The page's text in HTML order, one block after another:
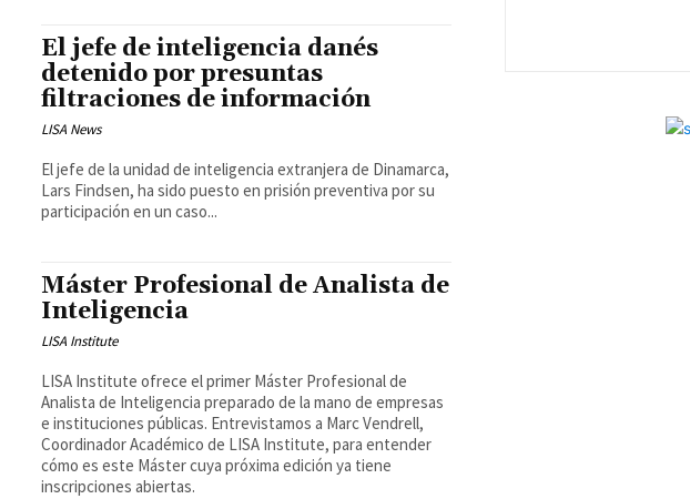
El jefe de inteligencia danés
detenido por presuntas
filtraciones de información
LISA News
El jefe de la unidad de inteligencia extranjera de Dinamarca,
Lars Findsen, ha sido puesto en prisión preventiva por su
participación en un caso...
Máster Profesional de Analista de
Inteligencia
LISA Institute
LISA Institute ofrece el primer Máster Profesional de
Analista de Inteligencia preparado de la mano de empresas
e instituciones públicas. Entrevistamos a Marc Vendrell,
Coordinador Académico de LISA Institute, para entender
cómo es este Máster cuya próxima edición ya tiene
inscripciones abiertas.